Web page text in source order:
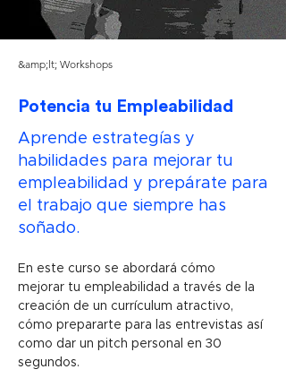
&amp;lt; Workshops
Potencia tu Empleabilidad
Aprende estrategías y
habilidades para mejorar tu
empleabilidad y prepárate para
el trabajo que siempre has
soñado.
En este curso se abordará cómo
mejorar tu empleabilidad a través de la
creación de un currículum atractivo,
cómo prepararte para las entrevistas así
como dar un pitch personal en 30
segundos.